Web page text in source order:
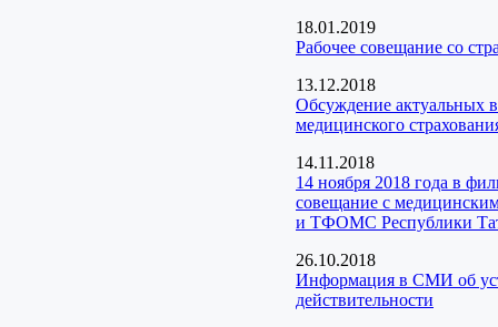
18.01.2019
Рабочее совещание со
13.12.2018
Обсуждение актуальных
медицинского
14.11.2018
14 ноября 2018 года в
совещание с
и ТФОМС Республики
26.10.2018
Информация в СМИ об
действительности